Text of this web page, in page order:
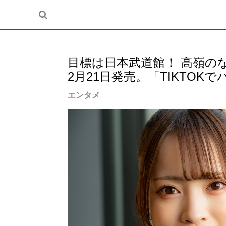
目標は日本武道館！ 高嶺
2月21日発売。「TIKTOKで
エンタメ